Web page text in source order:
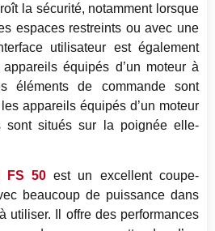
la sécurité, notamment lorsque
espaces restreints ou avec une
utilisateur est également
équipés d’un moteur à
éléments de commande sont
appareils équipés d’un moteur
sont situés sur la poignée elle-
FS 50est un excellent coupe-
beaucoup de puissance dans
utiliser. Il offre des performances